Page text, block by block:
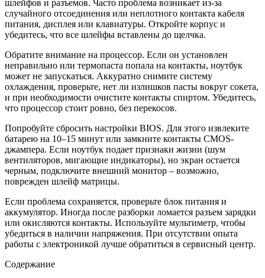
шлейфов и разъемов. Часто проблема возникает из-за
случайного отсоединения или неплотного контакта кабеля
питания, дисплея или клавиатуры. Откройте корпус и
убедитесь, что все шлейфы вставлены до щелчка.
Обратите внимание на процессор. Если он установлен
неправильно или термопаста попала на контакты, ноутбук
может не запускаться. Аккуратно снимите систему
охлаждения, проверьте, нет ли излишков пасты вокруг сокета,
и при необходимости очистите контакты спиртом. Убедитесь,
что процессор стоит ровно, без перекосов.
Попробуйте сбросить настройки BIOS. Для этого извлеките
батарею на 10–15 минут или замкните контакты CMOS-
джампера. Если ноутбук подает признаки жизни (шум
вентиляторов, мигающие индикаторы), но экран остается
черным, подключите внешний монитор – возможно,
поврежден шлейф матрицы.
Если проблема сохраняется, проверьте блок питания и
аккумулятор. Иногда после разборки ломается разъем зарядки
или окисляются контакты. Используйте мультиметр, чтобы
убедиться в наличии напряжения. При отсутствии опыта
работы с электроникой лучше обратиться в сервисный центр.
Содержание